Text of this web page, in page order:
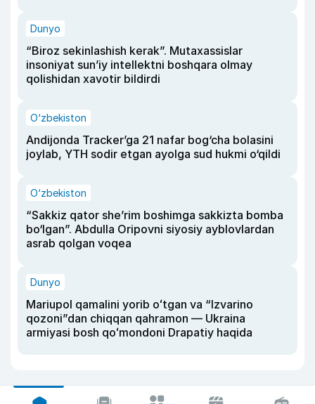
Dunyo
“Biroz sekinlashish kerak”. Mutaxassislar
insoniyat sun’iy intellektni boshqara olmay
qolishidan xavotir bildirdi
O‘zbekiston
Andijonda Tracker’ga 21 nafar bog‘cha bolasini
joylab, YTH sodir etgan ayolga sud hukmi o‘qildi
O‘zbekiston
“Sakkiz qator she’rim boshimga sakkizta bomba
bo‘lgan”. Abdulla Oripovni siyosiy ayblovlardan
asrab qolgan voqea
Dunyo
Mariupol qamalini yorib oʻtgan va “Izvarino
qozoni”dan chiqqan qahramon — Ukraina
armiyasi bosh qoʻmondoni Drapatiy haqida